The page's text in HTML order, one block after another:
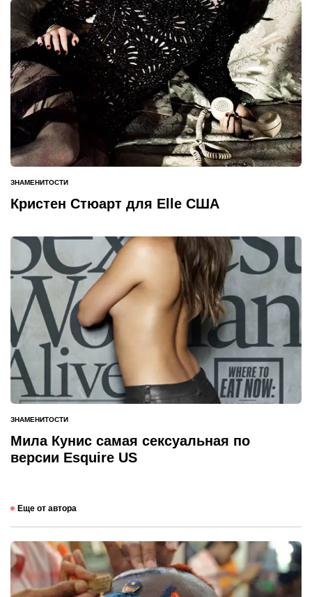
ОПУБЛИКОВАНО
В
ЗНАМЕНИТОСТИ
Кристен Стюарт для Elle США
ОПУБЛИКОВАНО
В
ЗНАМЕНИТОСТИ
Мила Кунис самая сексуальная по
версии Esquire US
Еще от автора